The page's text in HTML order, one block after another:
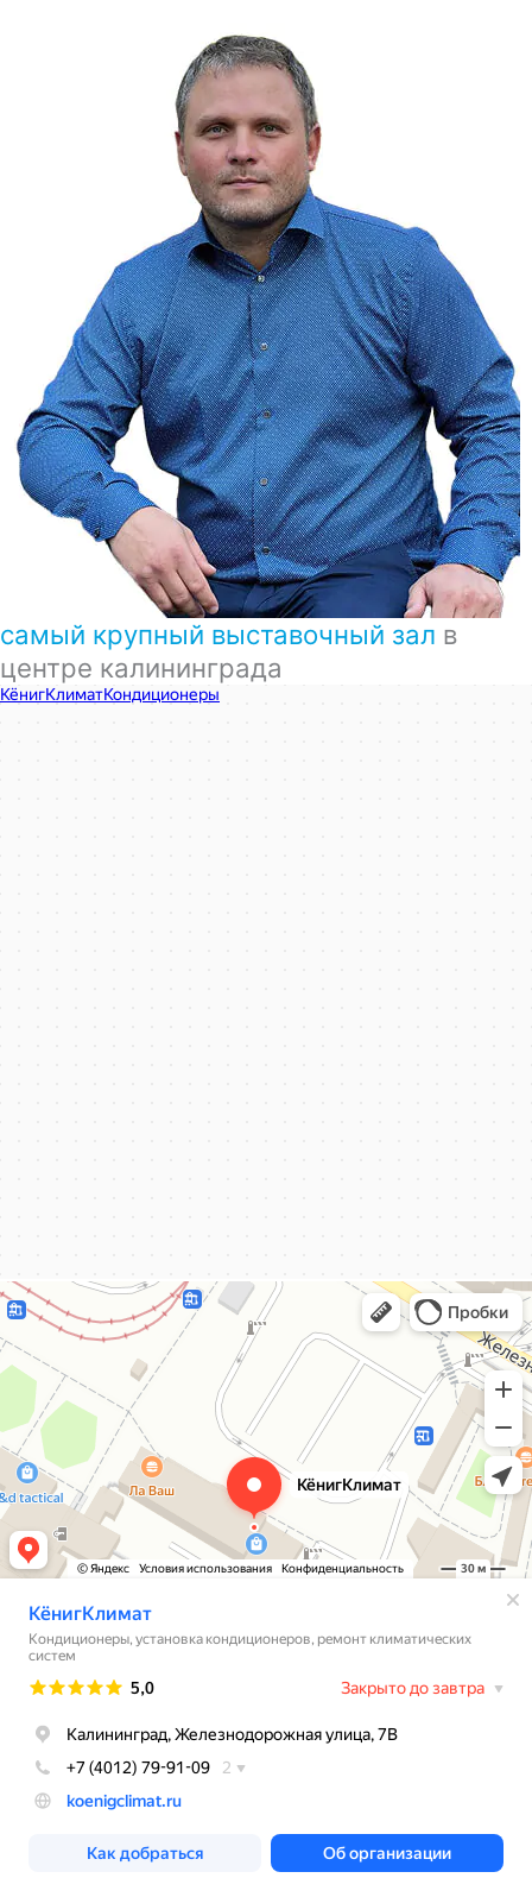
самый крупный выставочный зал в
центре калининграда
КёнигКлимат
Кондиционеры в Калининграде
КёнигКлимат
Кондиционеры в Калининграде
Установка кондиционеров в Калининграде